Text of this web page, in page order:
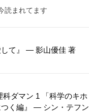
読まれてます
して』 — 影山優佳 著
科ダマン 1 「科学のキホ
つく編』 — シン・テフン